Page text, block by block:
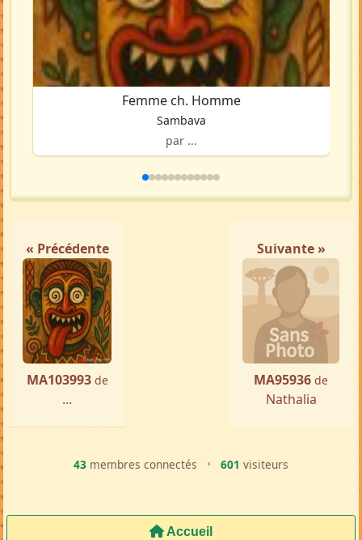
Femme ch. Homme
Sambava
par ...
« Précédente
MA103993 de
...
Suivante »
MA95936 de
Nathalia
43 membres connectés • 601 visiteurs
Accueil